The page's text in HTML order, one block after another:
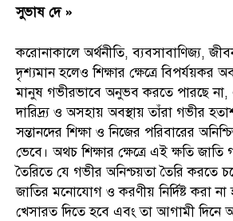
সুভাষ দে »
করোনাকালে অর্থনীতি, ব্যবসাবাণিজ্য,
দৃশ্যমান হলেও শিক্ষার ক্ষেত্রে বিপর্যয়কর
মানুষ গভীরভাবে অনুভব করতে পারছে
দারিদ্র্য ও অসহায় অবস্থায় তাঁরা গভীর
সন্তানদের শিক্ষা ও নিজের পরিবারের
ভেবে। অথচ শিক্ষার ক্ষেত্রে এই ক্ষতি
তৈরিতে যে গভীর অনিশ্চয়তা তৈরি করতে
জাতির মনোযোগ ও করণীয় নির্দিষ্ট করা
খেসারত দিতে হবে এবং তা আগামী দিনে